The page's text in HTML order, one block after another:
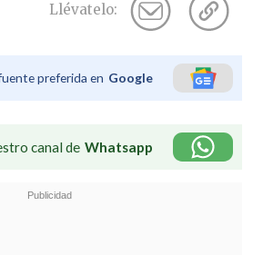
Llévatelo:
preferida en Google
canal de Whatsapp